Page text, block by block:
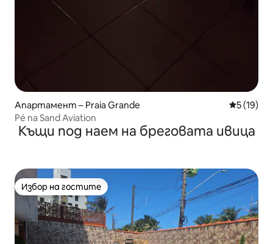
Апартамент – Praia Grande Средна
5 (19)
Pé na Sand Aviation
Къщи под наем на бреговата ивица
Избор на гостите
Избор на гостите